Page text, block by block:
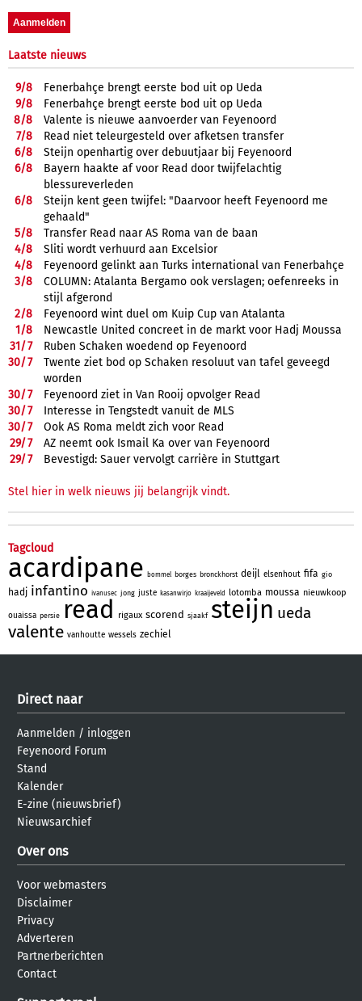
Laatste nieuws
9/8
Fenerbahçe brengt eerste bod uit op Ueda
9/8
Fenerbahçe brengt eerste bod uit op Ueda
8/8
Valente is nieuwe aanvoerder van Feyenoord
7/8
Read niet teleurgesteld over afketsen transfer
6/8
Steijn openhartig over debuutjaar bij Feyenoord
6/8
Bayern haakte af voor Read door twijfelachtig
blessureverleden
6/8
Steijn kent geen twijfel: "Daarvoor heeft Feyenoord me
gehaald"
5/8
Transfer Read naar AS Roma van de baan
4/8
Sliti wordt verhuurd aan Excelsior
4/8
Feyenoord gelinkt aan Turks international van Fenerbahçe
3/8
COLUMN: Atalanta Bergamo ook verslagen; oefenreeks in
stijl afgerond
2/8
Feyenoord wint duel om Kuip Cup van Atalanta
1/8
Newcastle United concreet in de markt voor Hadj Moussa
31/7
Ruben Schaken woedend op Feyenoord
30/7
Twente ziet bod op Schaken resoluut van tafel geveegd
worden
30/7
Feyenoord ziet in Van Rooij opvolger Read
30/7
Interesse in Tengstedt vanuit de MLS
30/7
Ook AS Roma meldt zich voor Read
29/7
AZ neemt ook Ismail Ka over van Feyenoord
29/7 Bevestigd: Sauer vervolgt carrière in Stuttgart
Stel hier in welk nieuws jij belangrijk vindt.
Tagcloud
acardipane bommel borges bronckhorst deijl elsenhout fifa gio
hadj infantino ivanusec jong juste kasanwirjo kraaijeveld lotomba moussa nieuwkoop
ouaissa persie read rigaux scorend sjaakf steijn ueda
valente vanhoutte wessels zechiel
Direct naar
Aanmelden / inloggen
Feyenoord Forum
Stand
Kalender
E-zine (nieuwsbrief)
Nieuwsarchief
Over ons
Voor webmasters
Disclaimer
Privacy
Adverteren
Partnerberichten
Contact